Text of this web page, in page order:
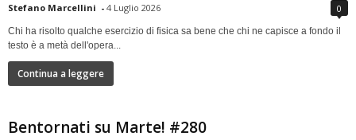
Stefano Marcellini - 4 Luglio 2026 0
Chi ha risolto qualche esercizio di fisica sa bene che chi ne capisce a fondo il
testo è a metà dell'opera...
Continua a leggere
Bentornati su Marte! #280